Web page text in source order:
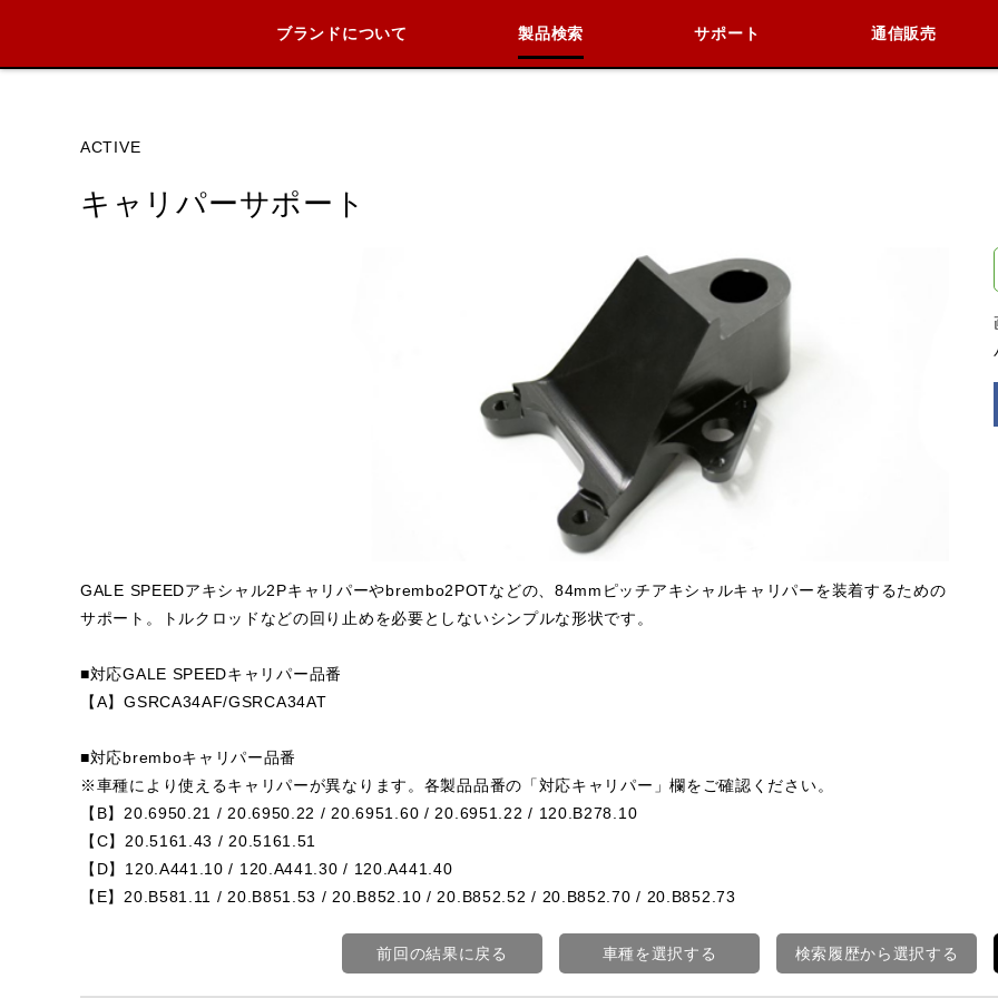
ブランドについて 製品検索 サポート 通信販売
ACTIVE
キャリパーサポート
GALE SPEEDアキシャル2Pキャリパーやbrembo2POTなどの、84mmピッチアキシャルキャリパーを装着するための
サポート。トルクロッドなどの回り止めを必要としないシンプルな形状です。
■対応GALE SPEEDキャリパー品番
【A】GSRCA34AF/GSRCA34AT
■対応bremboキャリパー品番
※車種により使えるキャリパーが異なります。各製品品番の「対応キャリパー」欄をご確認ください。
【B】20.6950.21 / 20.6950.22 / 20.6951.60 / 20.6951.22 / 120.B278.10
【C】20.5161.43 / 20.5161.51
【D】120.A441.10 / 120.A441.30 / 120.A441.40
【E】20.B581.11 / 20.B851.53 / 20.B852.10 / 20.B852.52 / 20.B852.70 / 20.B852.73
前回の結果に戻る 車種を選択する 検索履歴から選択する